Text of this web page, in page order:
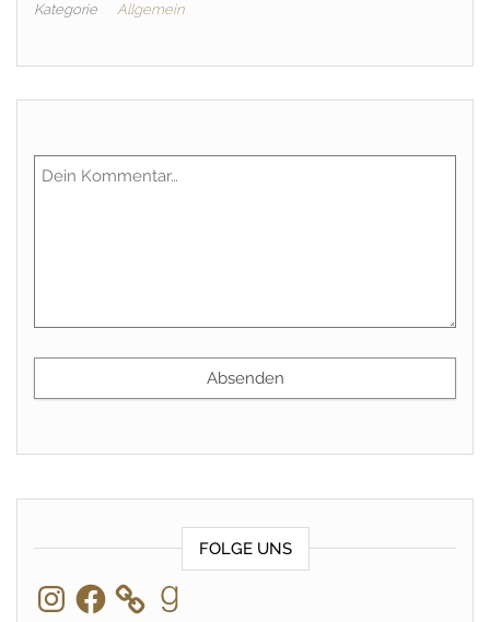
Kategorie Allgemein
FOLGE UNS
InstagramFacebook Goodreads